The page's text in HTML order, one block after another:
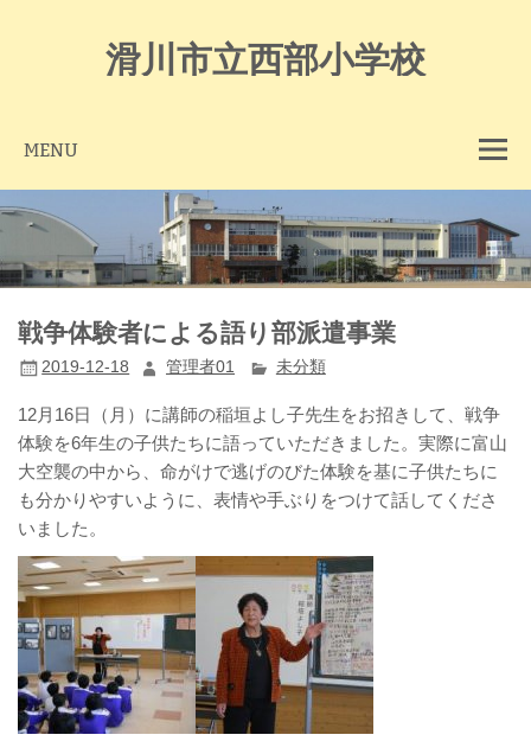
滑川市立西部小学校
MENU
戦争体験者による語り部派遣事業
2019-12-18 管理者01 未分類
12月16日（月）に講師の稲垣よし子先生をお招きして、戦争
体験を6年生の子供たちに語っていただきました。実際に富山
大空襲の中から、命がけで逃げのびた体験を基に子供たちに
も分かりやすいように、表情や手ぶりをつけて話してくださ
いました。